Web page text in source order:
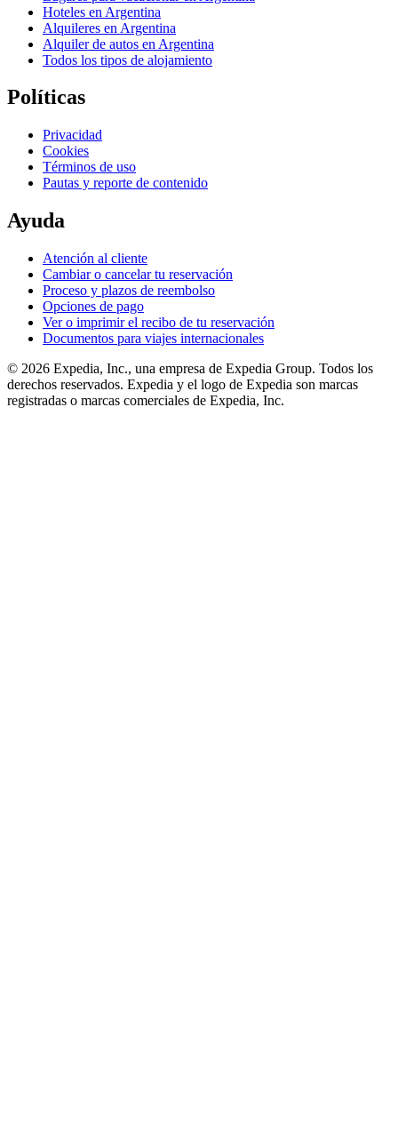
Hoteles en Argentina
Alquileres en Argentina
Alquiler de autos en Argentina
Todos los tipos de alojamiento
Políticas
Privacidad
Cookies
Términos de uso
Pautas y reporte de contenido
Ayuda
Atención al cliente
Cambiar o cancelar tu reservación
Proceso y plazos de reembolso
Opciones de pago
Ver o imprimir el recibo de tu reservación
Documentos para viajes internacionales
© 2026 Expedia, Inc., una empresa de Expedia Group. Todos los
derechos reservados. Expedia y el logo de Expedia son marcas
registradas o marcas comerciales de Expedia, Inc.